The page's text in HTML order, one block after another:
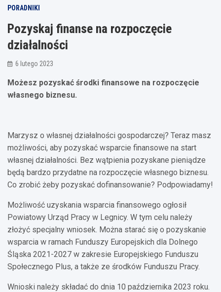
PORADNIKI
Pozyskaj finanse na rozpoczęcie
działalności
6 lutego 2023
Możesz pozyskać środki finansowe na rozpoczęcie
własnego biznesu.
Marzysz o własnej działalności gospodarczej? Teraz masz
możliwości, aby pozyskać wsparcie finansowe na start
własnej działalności. Bez wątpienia pozyskane pieniądze
będą bardzo przydatne na rozpoczęcie własnego biznesu.
Co zrobić żeby pozyskać dofinansowanie? Podpowiadamy!
Możliwość uzyskania wsparcia finansowego ogłosił
Powiatowy Urząd Pracy w Legnicy. W tym celu należy
złożyć specjalny wniosek. Można starać się o pozyskanie
wsparcia w ramach Funduszy Europejskich dla Dolnego
Śląska 2021-2027 w zakresie Europejskiego Funduszu
Społecznego Plus, a także ze środków Funduszu Pracy.
Wnioski należy składać do dnia 10 października 2023 roku.